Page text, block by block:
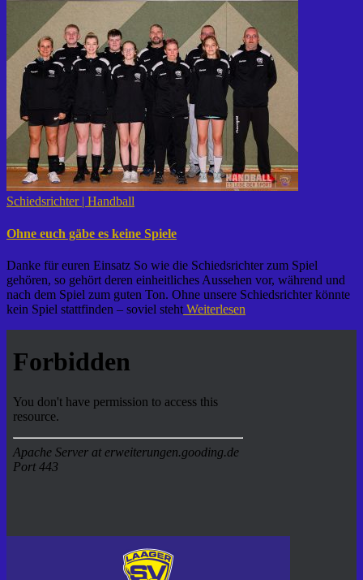
Schiedsrichter | Handball
Ohne euch gäbe es keine Spiele
Danke für euren Einsatz So wie die Schiedsrichter zum Spiel
gehören, so gehört deren einheitliches Aussehen vor, während und
nach dem Spiel zum guten Ton. Ohne unsere Schiedsrichter könnte
kein Spiel stattfinden – soviel steht Weiterlesen